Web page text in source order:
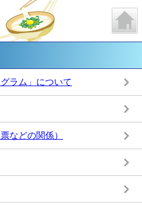
ラム」について
などの関係）